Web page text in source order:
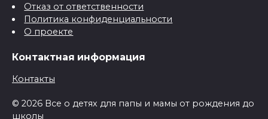
Отказ от ответственности
Политика конфиденциальности
О проекте
Контактная информация
Контакты
© 2026 Все о детях для папы и мамы от рождения до
школы